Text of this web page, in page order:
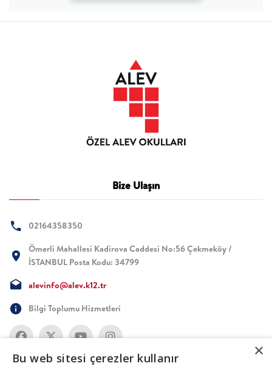
Bize Ulaşın
02164358350
Ömerli Mahallesi Kadirova Caddesi No:56 Çekmeköy /
İSTANBUL Posta Kodu: 34799
alevinfo@alev.k12.tr
Bilgi Toplumu Hizmetleri
×
Bu web sitesi çerezler kullanır